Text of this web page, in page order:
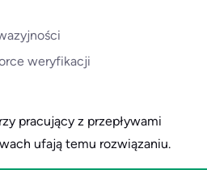
weryfikacji
pracujący z przepływami
ufają temu rozwiązaniu.